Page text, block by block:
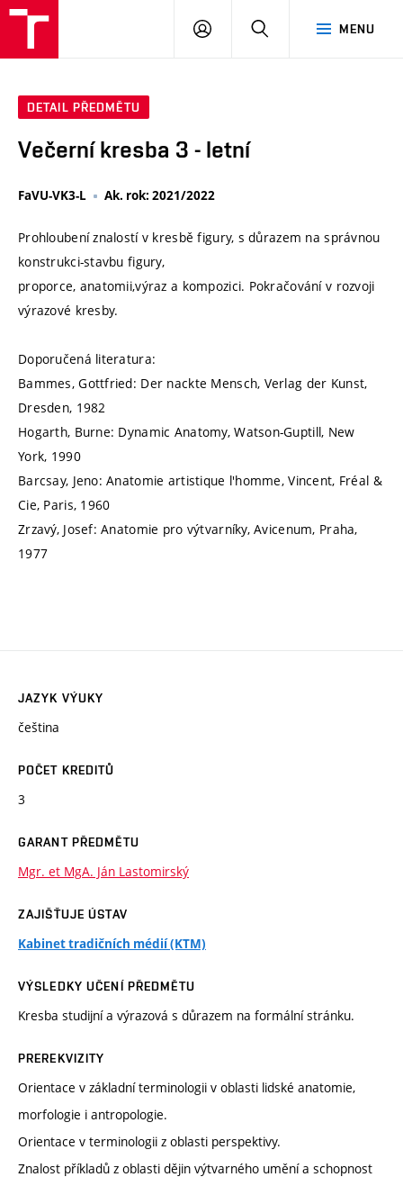
MENU
PŘIHLÁSIT
DETAIL PŘEDMĚTU
Večerní kresba 3 - letní
FaVU-VK3-L Ak. rok: 2021/2022
Prohloubení znalostí v kresbě figury, s důrazem na správnou
konstrukci-stavbu figury,
proporce, anatomii,výraz a kompozici. Pokračování v rozvoji
výrazové kresby.
Doporučená literatura:
Bammes, Gottfried: Der nackte Mensch, Verlag der Kunst,
Dresden, 1982
Hogarth, Burne: Dynamic Anatomy, Watson-Guptill, New
York, 1990
Barcsay, Jeno: Anatomie artistique l'homme, Vincent, Fréal &
Cie, Paris, 1960
Zrzavý, Josef: Anatomie pro výtvarníky, Avicenum, Praha,
1977
JAZYK VÝUKY
čeština
POČET KREDITŮ
3
GARANT PŘEDMĚTU
Mgr. et MgA. Ján Lastomirský
ZAJIŠŤUJE ÚSTAV
Kabinet tradičních médií (KTM)
VÝSLEDKY UČENÍ PŘEDMĚTU
Kresba studijní a výrazová s důrazem na formální stránku.
PREREKVIZITY
Orientace v základní terminologii v oblasti lidské anatomie,
morfologie i antropologie.
Orientace v terminologii z oblasti perspektivy.
Znalost příkladů z oblasti dějin výtvarného umění a schopnost